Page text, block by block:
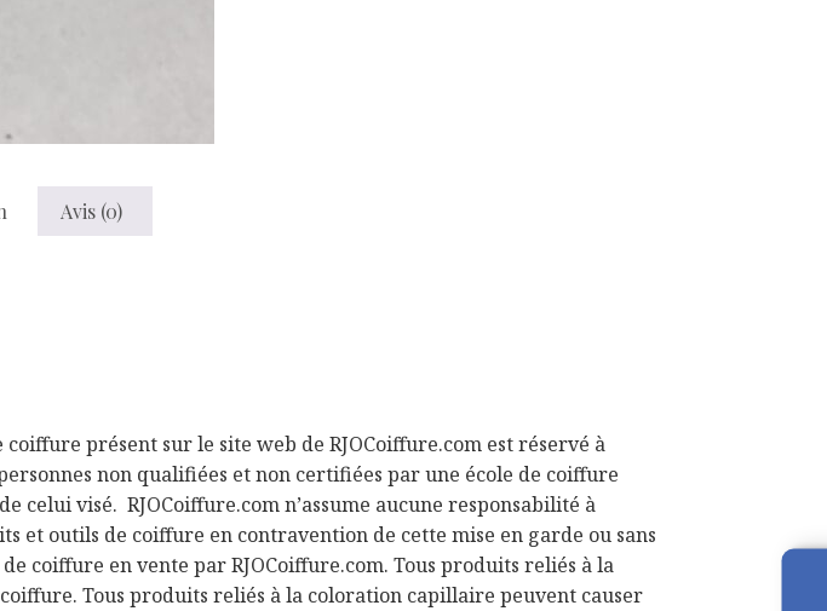
Avis (0)
présent sur le site web de RJOCoiffure.com est réservé à
non qualifiées et non certifiées par une école de coiffure
visé. RJOCoiffure.com n’assume aucune responsabilité à
et outils de coiffure en contravention de cette mise en garde ou sans
coiffure en vente par RJOCoiffure.com. Tous produits reliés à la
Tous produits reliés à la coloration capillaire peuvent causer